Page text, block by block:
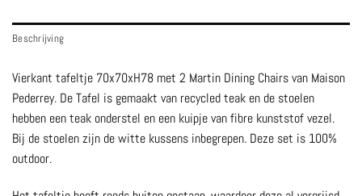
Beschrijving
Vierkant tafeltje 70x70xH78 met 2 Martin Dining Chairs van Maison
Pederrey. De Tafel is gemaakt van recycled teak en de stoelen
hebben een teak onderstel en een kuipje van fibre kunststof vezel.
Bij de stoelen zijn de witte kussens inbegrepen. Deze set is 100%
outdoor.